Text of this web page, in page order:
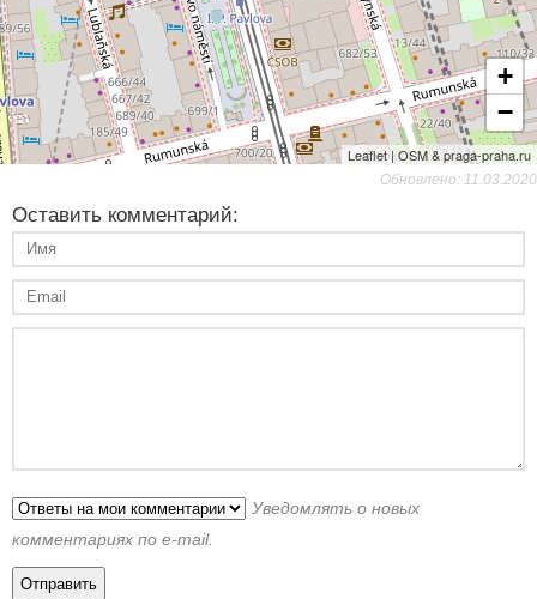
+
−
Leaflet | OSM & praga-praha.ru
Обновлено: 11.03.2020
Оставить комментарий:
Уведомлять о новых
комментариях по e-mail.